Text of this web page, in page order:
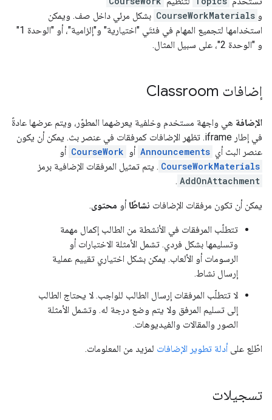
و CourseWorkMaterials بشكل مرئي داخل صف. ويمكن
استخدامها لتجميع المهام في فئتَي "اختيارية" و"إلزامية"، أو "الوحدة 1"
و "الوحدة 2"، على سبيل المثال.
إضافات Classroom
الإضافة هي واجهة مستخدم وخلفية يعرضهما المطوّر، ويتم عرضها عادةً
في إطار iframe. تظهر الإضافات كمرفقات في عنصر بث. يمكن أن يكون
عنصر البث أي Announcements أو CourseWork أو
CourseWorkMaterials . يتم تمثيل المرفقات الإضافية برمز
AddOnAttachment
.
يمكن أن تكون مرفقات الإضافات نشاطًا أو محتوى.
تتطلّب المرفقات في الأنشطة من الطالب إكمال مهمة
وتسليمها بشكل فردي. تشمل الأمثلة الاختبارات أو
الرسومات أو الألعاب. يمكن بشكل اختياري تقييم عملية
إرسال نشاط.
لا تتطلّب المرفقات إرسال الطالب للواجب. لا يحتاج الطالب
إلى تسليم المرفق ولا يتم وضع درجة له. وتشمل الأمثلة
الصور والمقالات والفيديوهات.
اطّلِع علىأدلة تطوير الإضافات لمزيد من المعلومات.
تسجيلات